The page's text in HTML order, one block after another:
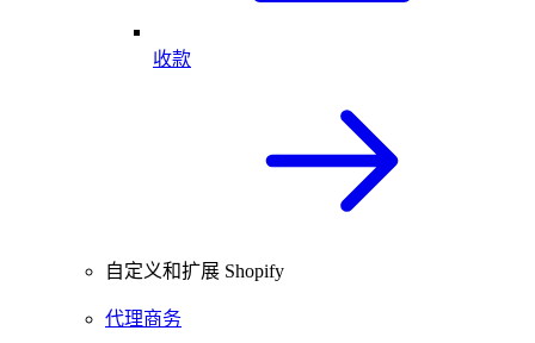
收款
自定义和扩展 Shopify
代理商务